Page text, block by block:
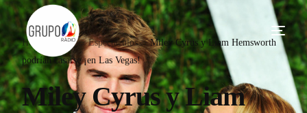
Home Blog Espectáculos
Miley Cyrus y Liam Hemsworth
podrían casarse ¡en Las Vegas!
Miley Cyrus y Liam